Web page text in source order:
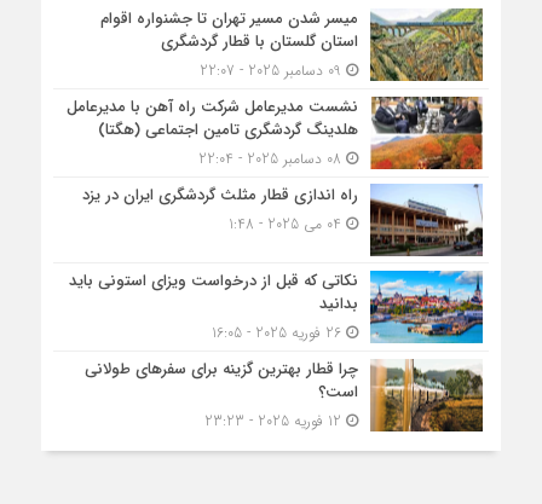
میسر شدن مسیر تهران تا جشنواره اقوام
استان گلستان با قطار گردشگری
نشست مدیرعامل شرکت راه آهن با مدیرعامل
هلدینگ گردشگری تامین اجتماعی (هگتا)
راه اندازی قطار مثلث گردشگری ایران در یزد
نکاتی که قبل از درخواست ویزای استونی باید
بدانید
26 فوریه 2025 - 16:05
چرا قطار بهترین گزینه برای سفرهای طولانی
است؟